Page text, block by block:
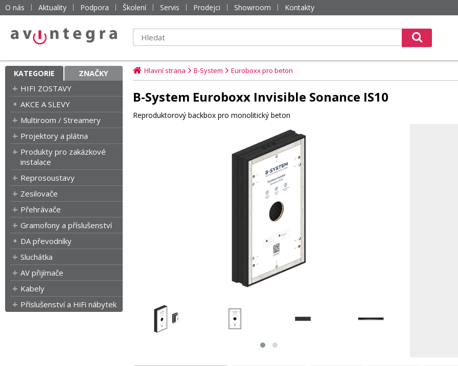
O nás Aktuality Podpora Školení Servis Prodejci Showroom Kontakty
KATEGORIE ZNAČKY
HIFI ZOSTAVY
AKCE A SLEVY
Multiroom / Streamery
Projektory a plátna
Produkty pro zakázkové
instalace
Reprosoustavy
Zesilovače
Přehrávače
Gramofony a příslušenství
DA převodníky
Sluchátka
AV přijímače
Kabely
Příslušenství a HiFi nábytek
Hlavní strana B-System Euroboxx pro beton
B-System Euroboxx Invisible Sonance IS10
Reproduktorový backbox pro monolitický beton